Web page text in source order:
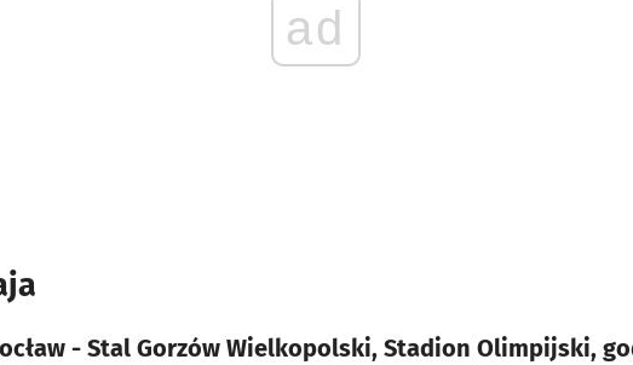
ad
- Stal Gorzów Wielkopolski, Stadion Olimpijski,